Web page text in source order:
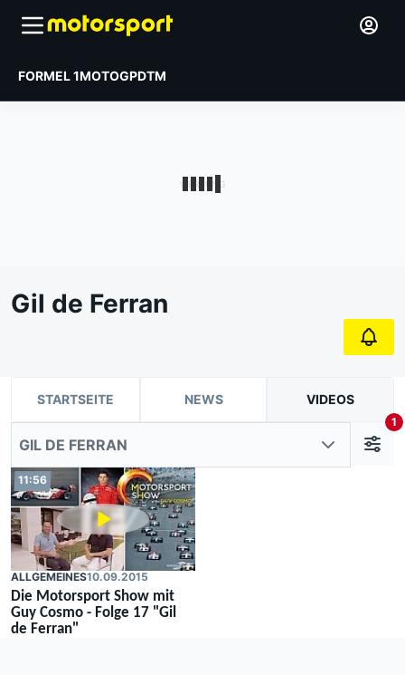
FORMEL 1MOTOGPDTM
Gil de Ferran
STARTSEITE NEWS VIDEOS
GIL DE FERRAN
1
11:56
ALLGEMEINES10.09.2015
Die Motorsport Show mit
Guy Cosmo - Folge 17 "Gil
de Ferran"